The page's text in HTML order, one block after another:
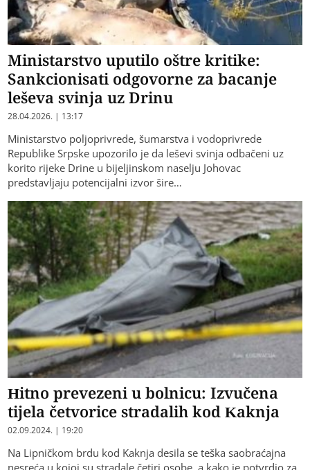
Ministarstvo uputilo oštre kritike:
Sankcionisati odgovorne za bacanje
leševa svinja uz Drinu
28.04.2026. | 13:17
Ministarstvo poljoprivrede, šumarstva i vodoprivrede
Republike Srpske upozorilo je da leševi svinja odbačeni uz
korito rijeke Drine u bijeljinskom naselju Johovac
predstavljaju potencijalni izvor šire…
Hitno prevezeni u bolnicu: Izvučena
tijela četvorice stradalih kod Kaknja
02.09.2024. | 19:20
Na Lipničkom brdu kod Kaknja desila se teška saobraćajna